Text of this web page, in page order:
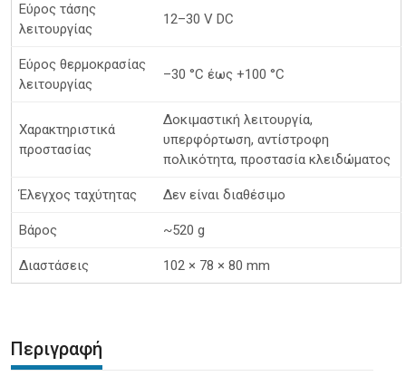
Εύρος τάσης
λειτουργίας
12–30 V DC
Εύρος θερμοκρασίας
λειτουργίας
–30 °C έως +100 °C
Χαρακτηριστικά
προστασίας
Δοκιμαστική λειτουργία,
υπερφόρτωση, αντίστροφη
πολικότητα, προστασία κλειδώματος
Έλεγχος ταχύτητας Δεν είναι διαθέσιμο
Βάρος ~520 g
Διαστάσεις 102 × 78 × 80 mm
Περιγραφή